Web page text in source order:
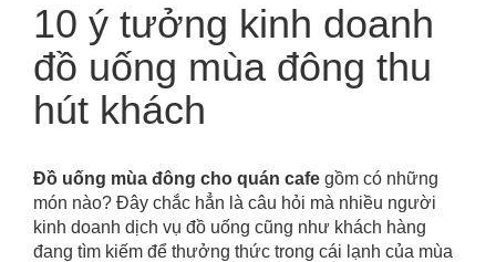
10 ý tưởng kinh doanh
đồ uống mùa đông thu
hút khách
Đồ uống mùa đông cho quán cafe gồm có những
món nào? Đây chắc hẳn là câu hỏi mà nhiều người
kinh doanh dịch vụ đồ uống cũng như khách hàng
đang tìm kiếm để thưởng thức trong cái lạnh của mùa